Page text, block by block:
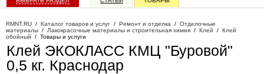
RMNT.RU / Каталог товаров и услуг / Ремонт и отделка / Отделочные
материалы / Лакокрасочные материалы и строительная химия / Клей / Клей
обойный / Товары и услуги
Клей ЭКОКЛАСС КМЦ "Буровой"
0,5 кг. Краснодар